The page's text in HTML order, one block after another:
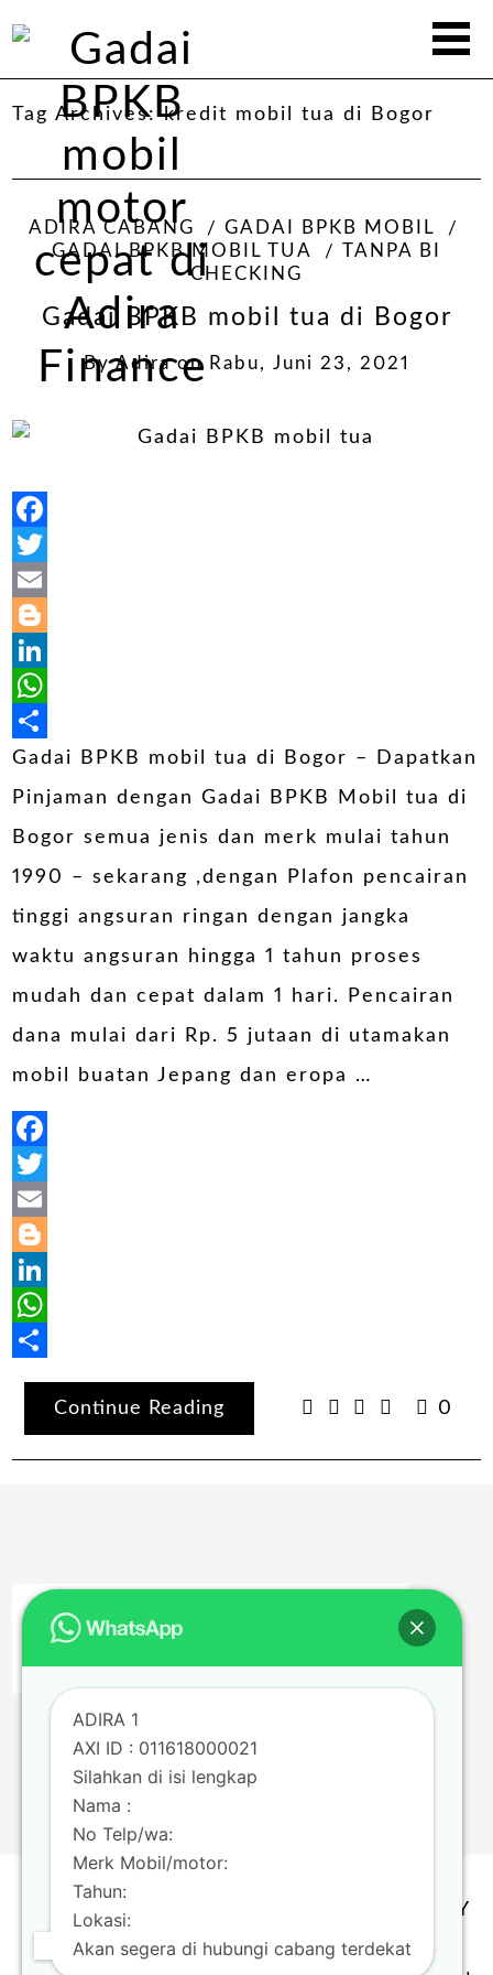
Tag Archives:kredit mobil tua di Bogor
ADIRA CABANG
GADAI BPKB MOBIL
GADAI BPKB MOBIL TUA
TANPA BI
CHECKING
Gadai BPKB mobil tua di Bogor
ByAdira on Rabu, Juni 23, 2021
Facebook
Twitter
Email
Blogger
LinkedIn
WhatsApp
Share
Gadai BPKB mobil tua di Bogor – Dapatkan
Pinjaman dengan Gadai BPKB Mobil tua di
Bogor semua jenis dan merk mulai tahun
1990 – sekarang ,dengan Plafon pencairan
tinggi angsuran ringan dengan jangka
waktu angsuran hingga 1 tahun proses
mudah dan cepat dalam 1 hari. Pencairan
dana mulai dari Rp. 5 jutaan di utamakan
mobil buatan Jepang dan eropa …
Facebook
Twitter
Email
Blogger
LinkedIn
WhatsApp
Continue Reading
0
TERMS & CONDITION | PRIVACY POLICY
Copyright @ Adira Finance Berizin dan
ADIRA 1
AXI ID : 011618000021
Silahkan di isi lengkap
Nama :
No Telp/wa:
Merk Mobil/motor:
Tahun:
Lokasi:
Akan segera di hubungi cabang terdekat